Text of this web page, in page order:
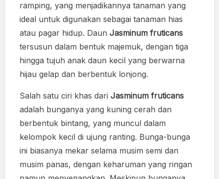
ramping, yang menjadikannya tanaman yang
ideal untuk digunakan sebagai tanaman hias
atau pagar hidup. Daun Jasminum fruticans
tersusun dalam bentuk majemuk, dengan tiga
hingga tujuh anak daun kecil yang berwarna
hijau gelap dan berbentuk lonjong.
Salah satu ciri khas dari Jasminum fruticans
adalah bunganya yang kuning cerah dan
berbentuk bintang, yang muncul dalam
kelompok kecil di ujung ranting. Bunga-bunga
ini biasanya mekar selama musim semi dan
musim panas, dengan keharuman yang ringan